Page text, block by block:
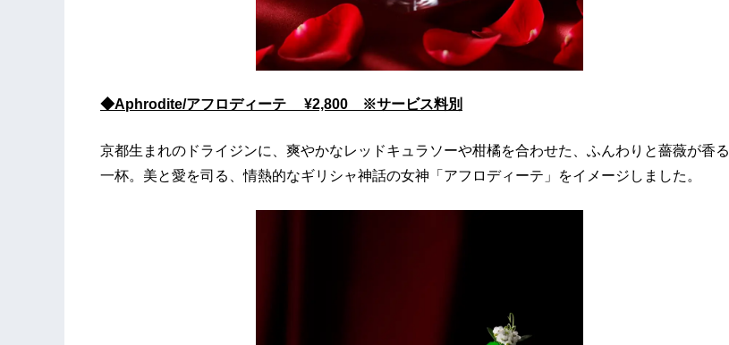
◆Aphrodite/アフロディーテ ¥2,800 ※サービス料別
京都生まれのドライジンに、爽やかなレッドキュラソーや柑橘を合わせた、ふんわりと薔薇が香る
一杯。美と愛を司る、情熱的なギリシャ神話の女神「アフロディーテ」をイメージしました。